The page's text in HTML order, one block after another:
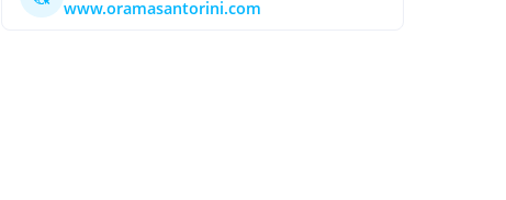
www.oramasantorini.com